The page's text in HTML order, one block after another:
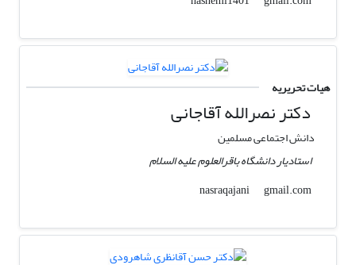
هیات تحریریه
دکتر نصرالله آقاجانی
دانش اجتماعی مسلمین
استادیار دانشگاه باقرالعلوم علیه السلام
nasraqajani
gmail.com